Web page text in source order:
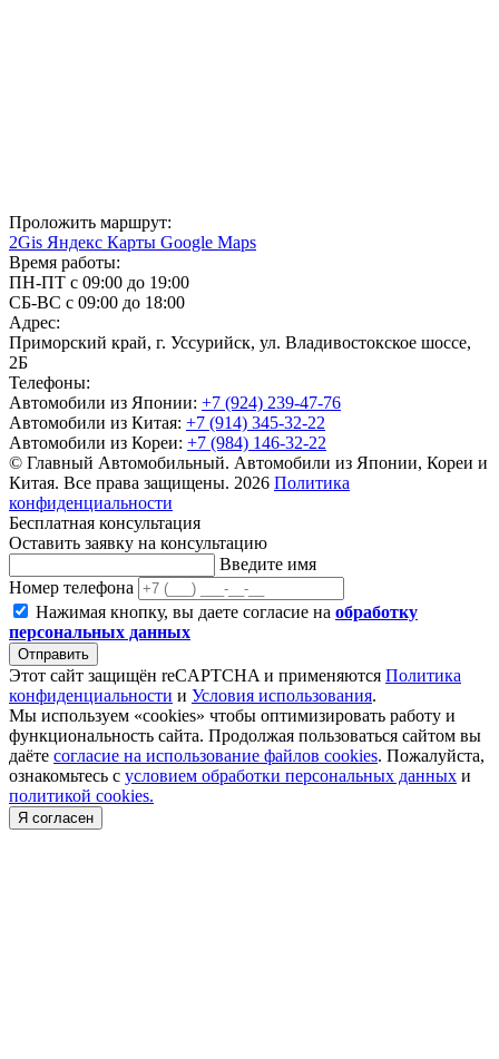
Проложить маршрут:
2Gis Яндекс Карты Google Maps
Время работы:
ПН-ПТ с 09:00 до 19:00
СБ-ВС с 09:00 до 18:00
Адрес:
Приморский край, г. Уссурийск, ул. Владивостокское шоссе,
2Б
Телефоны:
Автомобили из Японии: +7 (924) 239-47-76
Автомобили из Китая: +7 (914) 345-32-22
Автомобили из Кореи: +7 (984) 146-32-22
© Главный Автомобильный. Автомобили из Японии, Кореи и
Китая. Все права защищены. 2026 Политика
конфиденциальности
Бесплатная консультация
Оставить заявку на консультацию
Введите имя
Номер телефона
Нажимая кнопку, вы даете согласие на обработку
персональных данных
Отправить
Этот сайт защищён reCAPTCHA и применяются Политика
конфиденциальности и Условия использования.
Мы используем «cookies» чтобы оптимизировать работу и
функциональность сайта. Продолжая пользоваться сайтом вы
даёте согласие на использование файлов cookies. Пожалуйста,
ознакомьтесь с условием обработки персональных данных и
политикой cookies.
Я согласен